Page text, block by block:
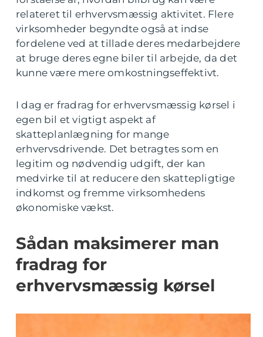
relateret til erhvervsmæssig aktivitet. Flere
virksomheder begyndte også at indse
fordelene ved at tillade deres medarbejdere
at bruge deres egne biler til arbejde, da det
kunne være mere omkostningseffektivt.
I dag er fradrag for erhvervsmæssig kørsel i
egen bil et vigtigt aspekt af
skatteplanlægning for mange
erhvervsdrivende. Det betragtes som en
legitim og nødvendig udgift, der kan
medvirke til at reducere den skattepligtige
indkomst og fremme virksomhedens
økonomiske vækst.
Sådan maksimerer man
fradrag for
erhvervsmæssig kørsel